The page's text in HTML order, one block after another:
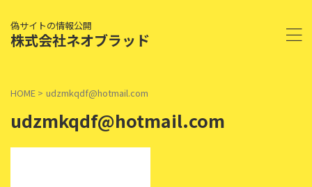
偽サイトの情報公開
株式会社ネオブラッド
HOME > udzmkqdf@hotmail.com
udzmkqdf@hotmail.com